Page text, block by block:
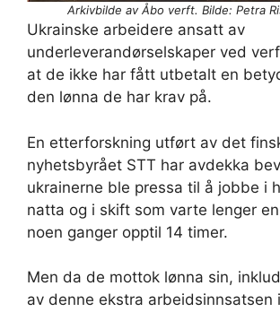
Arkivbilde av Åbo verft. Bilde: Petra
Ukrainske arbeidere ansatt av
underleverandørselskaper ved
at de ikke har fått utbetalt en
den lønna de har krav på.
En etterforskning utført av det
nyhetsbyrået STT har avdekka
ukrainerne ble pressa til å jobbe i
natta og i skift som varte lenger
noen ganger opptil 14 timer.
Men da de mottok lønna sin,
av denne ekstra arbeidsinnsatsen